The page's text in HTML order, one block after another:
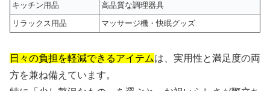
キッチン用品
高品質な調理器具
リラックス用品
マッサージ機・快眠グッズ
日々の負担を軽減できるアイテムは、実用性と満足度の両
方を兼ね備えています。